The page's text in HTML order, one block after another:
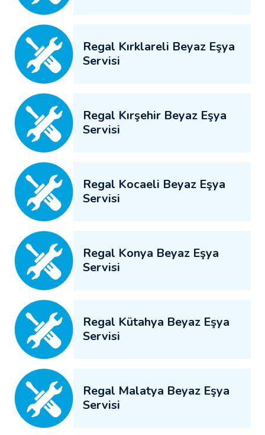
Regal Kırklareli Beyaz Eşya
Servisi
Regal Kırşehir Beyaz Eşya
Servisi
Regal Kocaeli Beyaz Eşya
Servisi
Regal Konya Beyaz Eşya
Servisi
Regal Kütahya Beyaz Eşya
Servisi
Regal Malatya Beyaz Eşya
Servisi